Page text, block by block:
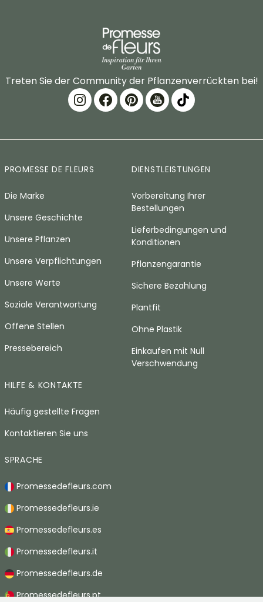
Treten Sie der Community der Pflanzenverrückten bei!
PROMESSE DE FLEURS
Die Marke
Unsere Geschichte
Unsere Pflanzen
Unsere Verpflichtungen
Unsere Werte
Soziale Verantwortung
Offene Stellen
Pressebereich
DIENSTLEISTUNGEN
Vorbereitung Ihrer
Bestellungen
Lieferbedingungen und
Konditionen
Pflanzengarantie
Sichere Bezahlung
Plantfit
Ohne Plastik
Einkaufen mit Null
Verschwendung
HILFE & KONTAKTE
Häufig gestellte Fragen
Kontaktieren Sie uns
SPRACHE
Promessedefleurs.com
Promessedefleurs.ie
Promessedefleurs.es
Promessedefleurs.it
Promessedefleurs.de
Promessedefleurs.pt